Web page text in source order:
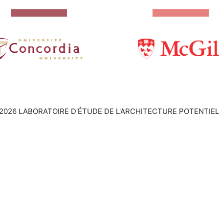
LABORATOIRE D'ÉTUDE DE L'ARCHITECTURE